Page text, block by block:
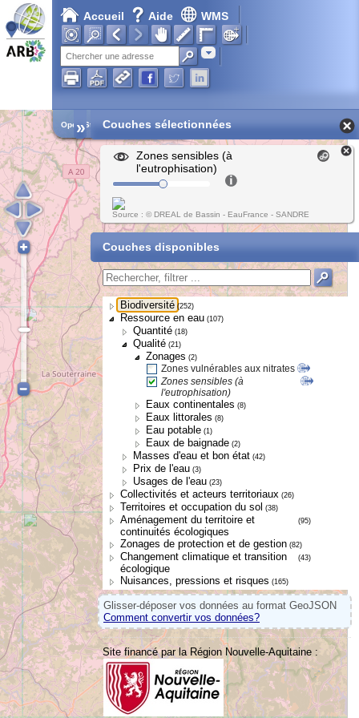
Accueil Aide WMS
Adresse
Open Street Map
» Couches sélectionnées
Zones sensibles (à
l'eutrophisation)
Source : © DREAL de Bassin - EauFrance - SANDRE
Couches disponibles
Biodiversité (252)
Ressource en eau (107)
Quantité (18)
Qualité (21)
Zonages (2)
Zones vulnérables aux nitrates
Zones sensibles (à
l'eutrophisation)
Eaux continentales (8)
Eaux littorales (8)
Eau potable (1)
Eaux de baignade (2)
Masses d'eau et bon état (42)
Prix de l'eau (3)
Usages de l'eau (23)
Collectivités et acteurs territoriaux (26)
Territoires et occupation du sol (38)
Aménagement du territoire et
continuités écologiques
(95)
Zonages de protection et de gestion (82)
Changement climatique et transition
écologique
(43)
Nuisances, pressions et risques (165)
Glisser-déposer vos données au format GeoJSON
Comment convertir vos données?
Site financé par la Région Nouvelle-Aquitaine :